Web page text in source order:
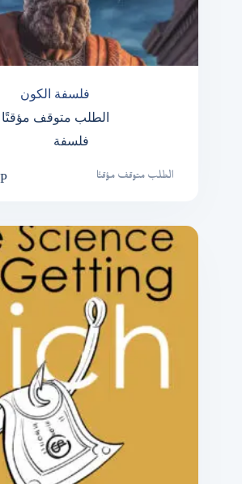
فلسفة الكون
الطلب متوقف مؤقتًا
فلسفة
الطلب متوقف مؤقتًا